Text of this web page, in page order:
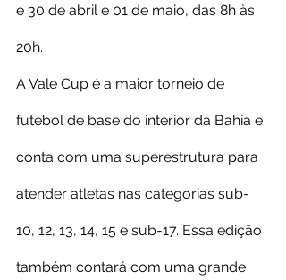
e 30 de abril e 01 de maio, das 8h às
20h.
A Vale Cup é a maior torneio de
futebol de base do interior da Bahia e
conta com uma superestrutura para
atender atletas nas categorias sub-
10, 12, 13, 14, 15 e sub-17. Essa edição
também contará com uma grande